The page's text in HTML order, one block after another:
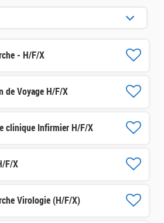
- H/F/X
de Voyage H/F/X
clinique Infirmier H/F/X
F/X
Virologie (H/F/X)